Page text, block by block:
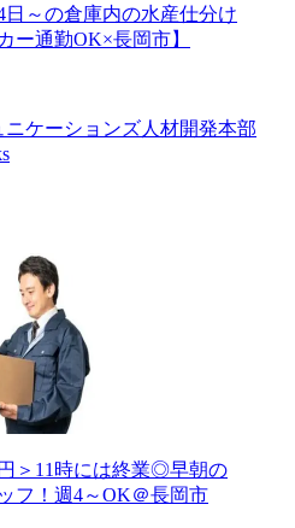
～の倉庫内の水産仕分け
ー通勤OK×長岡市】
ケーションズ人材開発本部
＞11時には終業◎早朝の
フ！週4～OK＠長岡市